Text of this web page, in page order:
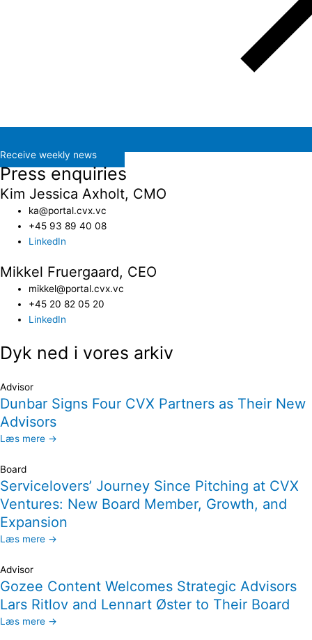
Receive weekly news
Press enquiries
Kim Jessica Axholt, CMO
ka@portal.cvx.vc​
+45 93 89 40 08
LinkedIn
Mikkel Fruergaard, CEO
mikkel@portal.cvx.vc
+45 20 82 05 20
LinkedIn
Dyk ned i vores arkiv
Advisor
Dunbar Signs Four CVX Partners as Their New
Advisors
Læs mere →
Board
Servicelovers’ Journey Since Pitching at CVX
Ventures: New Board Member, Growth, and
Expansion
Læs mere →
Advisor
Gozee Content Welcomes Strategic Advisors
Lars Ritlov and Lennart Øster to Their Board
Læs mere →